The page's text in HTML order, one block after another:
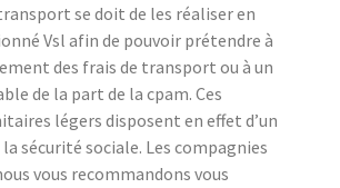
se doit de les réaliser en
Vsl afin de pouvoir prétendre à
des frais de transport ou à un
de la part de la cpam. Ces
légers disposent en effet d’un
sécurité sociale. Les compagnies
vous recommandons vous